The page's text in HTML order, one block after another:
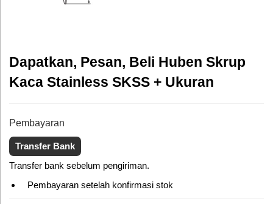
Dapatkan, Pesan, Beli Huben Skrup
Kaca Stainless SKSS + Ukuran
Pembayaran
Transfer Bank
Transfer bank sebelum pengiriman.
Pembayaran setelah konfirmasi stok